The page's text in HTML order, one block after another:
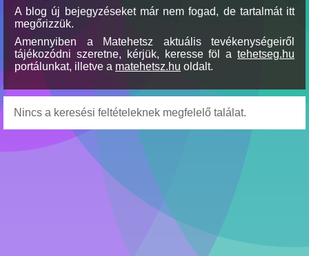
A blog új bejegyzéseket már nem fogad, de tartalmát itt
megőrizzük.
Amennyiben a Matehetsz aktuális tevékenységeiről
tájékozódni szeretne, kérjük, keresse föl a tehetseg.hu
portálunkat, illetve a matehetsz.hu oldalt.
Nincs a keresési feltételeknek megfelelő találat.